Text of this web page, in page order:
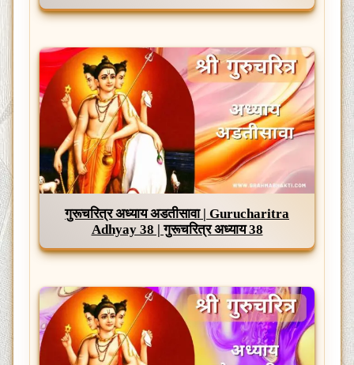
गुरूचरित्र अध्याय अडतीसावा | Gurucharitra
Adhyay 38 | गुरूचरित्र अध्याय 38